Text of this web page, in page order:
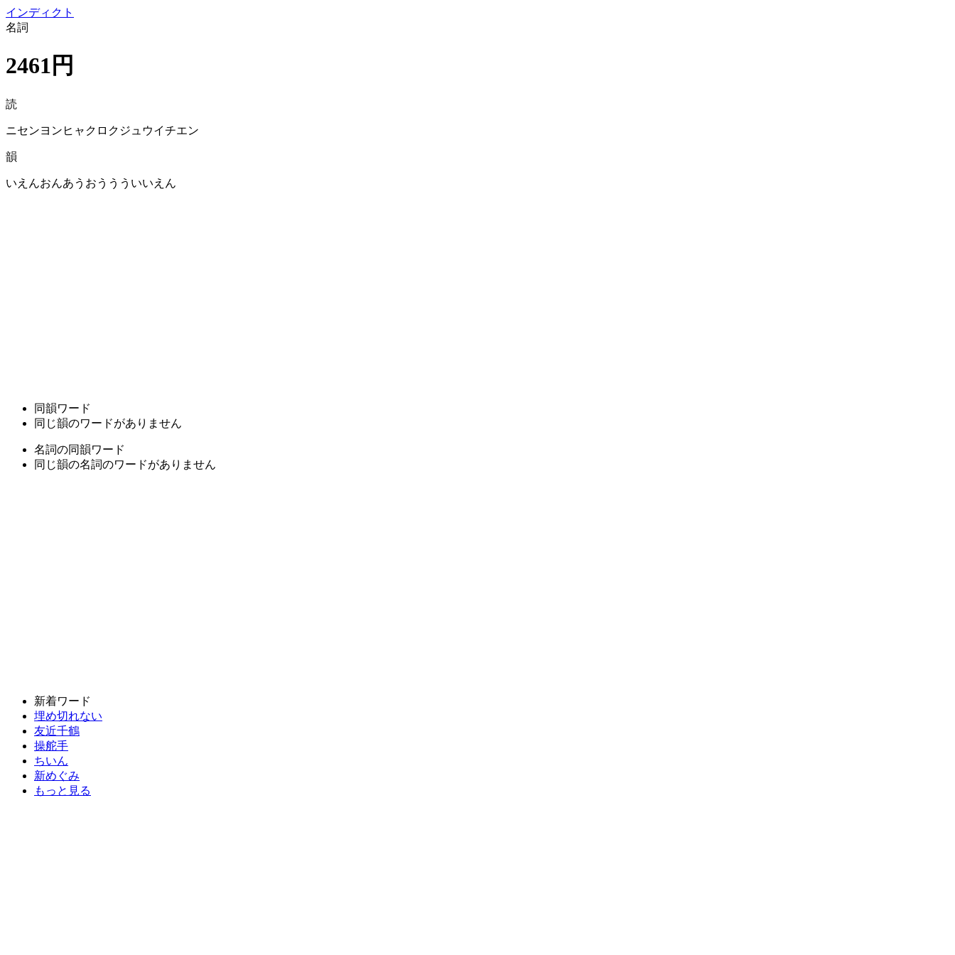
インディクト
名詞
2461円
読
ニセンヨンヒャクロクジュウイチエン
韻
いえんおんあうおううういいえん
同韻ワード
同じ韻のワードがありません
名詞の同韻ワード
同じ韻の名詞のワードがありません
新着ワード
埋め切れない
友近千鶴
操舵手
ちいん
新めぐみ
もっと見る